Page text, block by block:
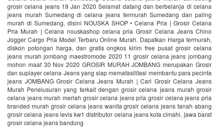
grosir celana jeans 19 Jan 2020 Selamat datang dan berbelanja di celana
jeans murah Sumedang di celana jeans termurah Sumedang dan paling
murah di Sumedang, disini NOUSKA SHOP • Celana Pria | Grosir Celana
Pria Murah | Celana nouskashop celana pria Grosir Celana Jeans Chino
Jogger Cargo Pria Model Terbaru Online Murah. Dapatkan Harga termurah,
diskon potongan harga, dan gratis ongkos kirim free pusat grosir celana
jeans murah jombang maestromode 2020 11 grosir celana jeans jombang
mohon maaf 30 Nov 2020 GROSIR MURAH JOMBANG merupakan Grosir
dan suplayer celana Jeans yang siap memafasilitasi membantu para pecinta
jeans JOMBANG Grosir Celana Jeans Murah | Cari Grosir Celana Jeans
Murah‎ Penelusuran yang terkait dengan grosir celana jeans murah grosir
celana jeans murah meriah grosir celana jeans pria grosir celana jeans pria
branded murah grosir celana jeans wanita grosir celana jeans tanah abang
grosir celana jeans levis kw1 distributor celana jeans kota cimahi, jawa barat
grosir celana jeans bandung